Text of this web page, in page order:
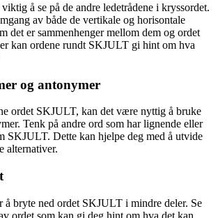
å se på de andre ledetrådene i kryssordet.
av både de vertikale og horisontale
det er sammenhenger mellom dem og ordet
kan ordene rundt SKJULT gi hint om hva
og antonymer
ordet SKJULT, kan det være nyttig å bruke
Tenk på andre ord som har lignende eller
SKJULT. Dette kan hjelpe deg med å utvide
alternativer.
å bryte ned ordet SKJULT i mindre deler. Se
ordet som kan gi deg hint om hva det kan